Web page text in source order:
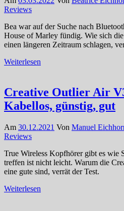
Reviews
Bea war auf der Suche nach
House of Marley fündig. Wie sich
einen längeren Zeitraum schlagen,
Weiterlesen
Creative Outlier Air
Kabellos, günstig, gut
Am 30.12.2021 Von Manuel
Reviews
True Wireless Kopfhörer gibt es wie
treffen ist nicht leicht. Warum die
eine gute sind, verrät der Test.
Weiterlesen